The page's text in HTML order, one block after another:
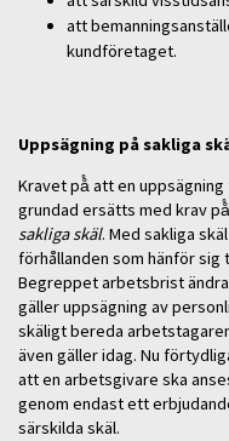
att
kundföretaget.
Uppsägning på sakliga
Kravet på̊ att en
grundad ersätts med krav
sakliga skäl. Med sakliga
förhållanden som hänför
Begreppet arbetsbrist
gäller uppsägning av
skäligt bereda
även gäller idag. Nu
att en arbetsgivare ska
genom endast ett
särskilda skäl.